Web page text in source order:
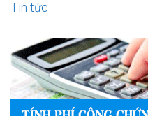
Tin tức